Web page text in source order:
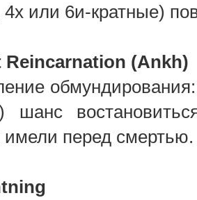
4х или 6и-кратные)
Reincarnation (Ankh)
шанс
имели перед смертью.